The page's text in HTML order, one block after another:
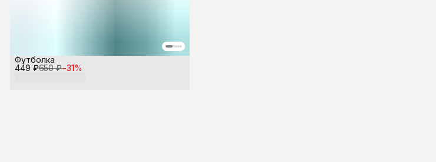
449 ₽650 ₽−31%
Футболка